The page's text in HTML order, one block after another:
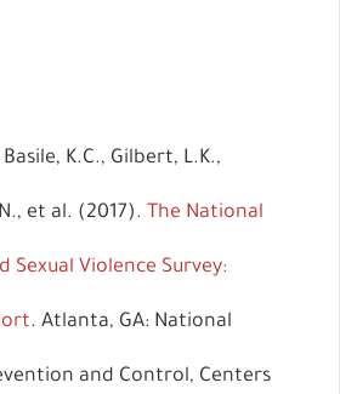
K.C., Gilbert, L.K.,
et al. (2017). The National
Violence Survey:
. Atlanta, GA: National
and Control, Centers